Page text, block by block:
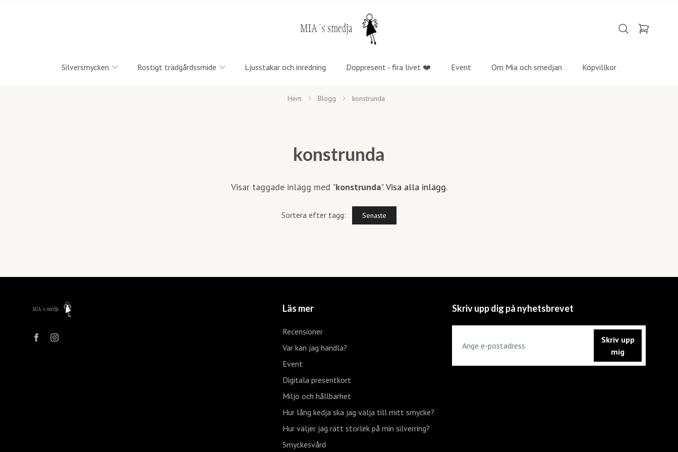
Silversmycken Rostigt trädgårdssmide Ljusstakar och inredning Doppresent - fira livet ❤️ Event Om Mia och smedjan Köpvillkor
Hem Blogg konstrunda
konstrunda
Visar taggade inlägg med "konstrunda".Visa alla inlägg.
Sortera efter tagg: Senaste
Läs mer
Recensioner
Var kan jag handla?
Event
Digitala presentkort
Miljö och hållbarhet
Hur lång kedja ska jag välja till mitt smycke?
Hur väljer jag rätt storlek på min silverring?
Smyckesvård
Skriv upp dig på nyhetsbrevet
Skriv upp
mig